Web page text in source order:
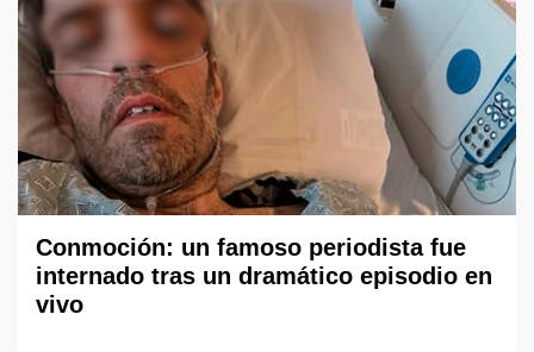
Conmoción: un famoso periodista fue
internado tras un dramático episodio en
vivo